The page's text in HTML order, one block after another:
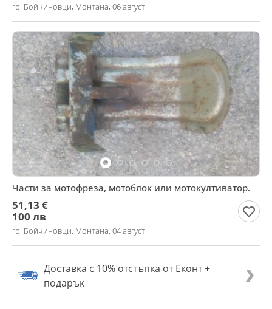
гр. Бойчиновци, Монтана, 06 август
Части за мотофреза, мотоблок или мотокултиватор.
51,13 €
100 лв
гр. Бойчиновци, Монтана, 04 август
Доставка с 10% отстъпка от Еконт +
подарък